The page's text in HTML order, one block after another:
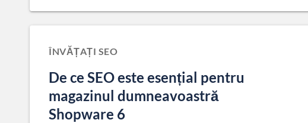
ÎNVĂȚAȚI SEO
De ce SEO este esențial pentru
magazinul dumneavoastră
Shopware 6